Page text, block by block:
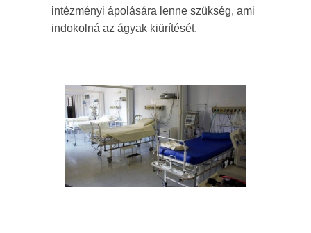
intézményi ápolására lenne szükség, ami
indokolná az ágyak kiürítését.